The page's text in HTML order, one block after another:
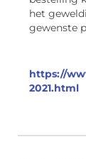
het
gewenste
https://
2021.html